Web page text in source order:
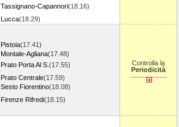
Tassignano-Capannori(18.16)
Lucca(18.29)
Pistoia(17.41)
Montale-Agliana(17.48)
Prato Porta Al S. (17.55)
Prato Centrale(17.59)
Sesto Fiorentino(18.08)
Firenze Rifredi(18.15)
Controlla la
Periodicità